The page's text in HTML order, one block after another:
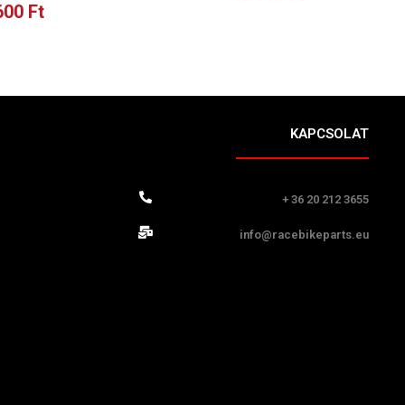
Ft
KAPCSOLAT
+ 36 20 212 3655
info@racebikeparts.eu